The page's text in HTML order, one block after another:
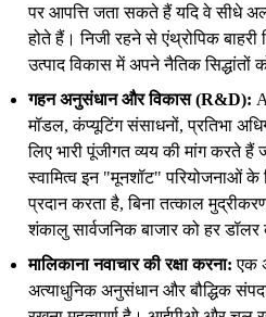
पर आपत्ति जता सकते हैं यदि वे सीधे
होते हैं। निजी रहने से एंथ्रोपिक बाहरी
उत्पाद विकास में अपने नैतिक
गहन अनुसंधान और विकास (R&D):
मॉडल, कंप्यूटिंग संसाधनों, प्रतिभा
लिए भारी पूंजीगत व्यय की मांग करते
स्वामित्व इन "मूनशॉट" परियोजनाओं के
प्रदान करता है, बिना तत्काल
शंकालु सार्वजनिक बाजार को हर डॉलर
मालिकाना नवाचार की रक्षा करना: एक
अत्याधुनिक अनुसंधान और बौद्धिक